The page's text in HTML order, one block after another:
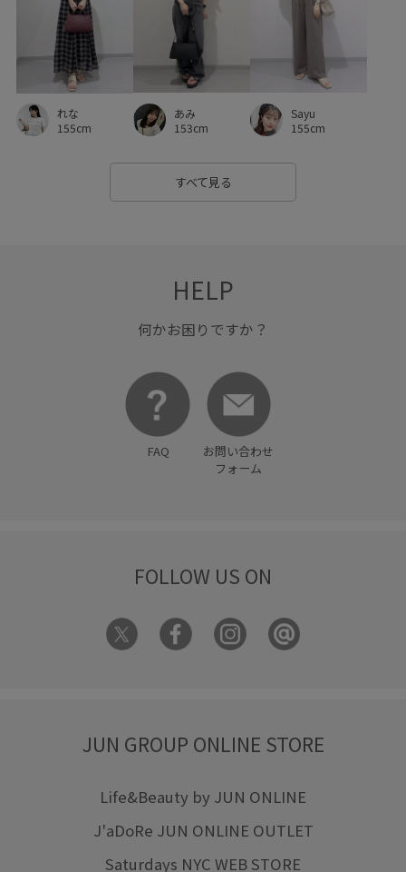
れな
155cm
あみ
153cm
Sayu
155cm
すべて見る
HELP
何かお困りですか？
FAQ
お問い合わせ
フォーム
FOLLOW US ON
JUN GROUP ONLINE STORE
Life&Beauty by JUN ONLINE
J'aDoRe JUN ONLINE OUTLET
Saturdays NYC WEB STORE